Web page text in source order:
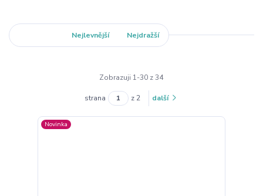
Nejlevnější Nejdražší
Zobrazuji 1-30 z 34
strana z 2 další
Novinka